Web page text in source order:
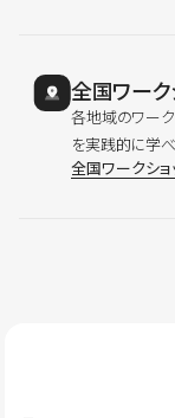
全国ワーク
各地域のワー
を実践的に学べ
全国ワークショ